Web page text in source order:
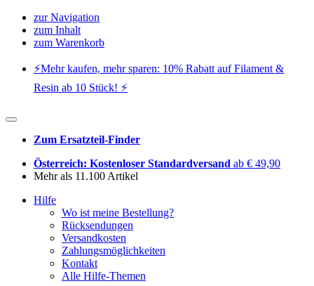
zur Navigation
zum Inhalt
zum Warenkorb
⚡️Mehr kaufen, mehr sparen: 10% Rabatt auf Filament &
Resin ab 10 Stück! ⚡️
Zum Ersatzteil-Finder
Österreich: Kostenloser Standardversand ab € 49,90
Mehr als 11.100 Artikel
Hilfe
Wo ist meine Bestellung?
Rücksendungen
Versandkosten
Zahlungsmöglichkeiten
Kontakt
Alle Hilfe-Themen